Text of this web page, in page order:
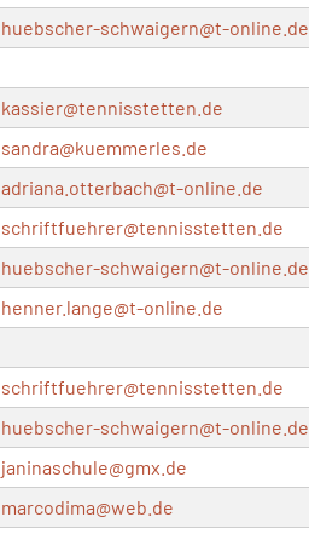
huebscher-schwaigern@t-online.de
kassier@tennisstetten.de
sandra@kuemmerles.de
adriana.otterbach@t-online.de
schriftfuehrer@tennisstetten.de
huebscher-schwaigern@t-online.de
henner.lange@t-online.de
schriftfuehrer@tennisstetten.de
huebscher-schwaigern@t-online.de
janinaschule@gmx.de
marcodima@web.de